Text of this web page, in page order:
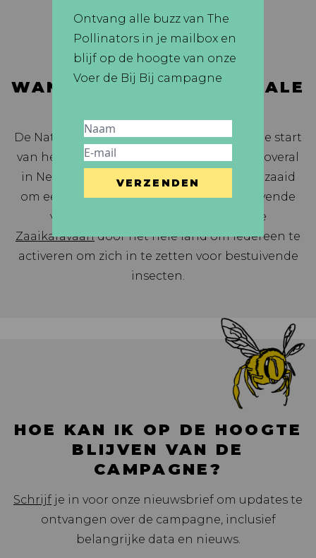
WANNEER IS DE NATIONALE
De Nationale Zaaidag is op 22 april, dit is de start
van het zaaiseizoen. Op deze dag worden overal
in Nederland en Vlaanderen bloemen gezaaid
om een feestmaal te creëren voor bestuivende
vrienden. We trekken rond met onze
Zaaikaravaandoor het hele land om iedereen te
activeren om zich in te zetten voor bestuivende
insecten.
HOE KAN IK OP DE HOOGTE
BLIJVEN VAN DE
CAMPAGNE?
Schrijf je in voor onze nieuwsbrief om updates te
ontvangen over de campagne, inclusief
belangrijke data en nieuws.
Ontvang alle buzz van The
Pollinators in je mailbox en
blijf op de hoogte van onze
Voer de Bij Bij campagne